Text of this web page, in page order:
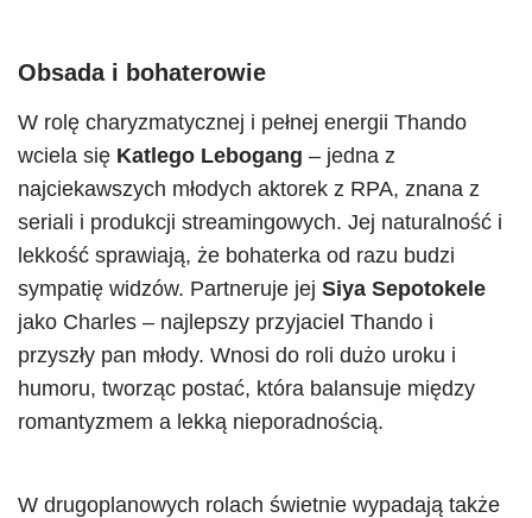
Obsada i bohaterowie
W rolę charyzmatycznej i pełnej energii Thando
wciela się Katlego Lebogang – jedna z
najciekawszych młodych aktorek z RPA, znana z
seriali i produkcji streamingowych. Jej naturalność i
lekkość sprawiają, że bohaterka od razu budzi
sympatię widzów. Partneruje jej Siya Sepotokele
jako Charles – najlepszy przyjaciel Thando i
przyszły pan młody. Wnosi do roli dużo uroku i
humoru, tworząc postać, która balansuje między
romantyzmem a lekką nieporadnością.
W drugoplanowych rolach świetnie wypadają także